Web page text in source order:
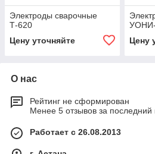
Электроды сварочные
Т-620
Цену уточняйте
Цену
О нас
Рейтинг не сформирован
Менее 5 отзывов за последний
Работает с 26.08.2013